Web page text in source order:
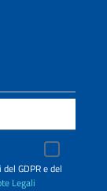
GDPR e del
Legali